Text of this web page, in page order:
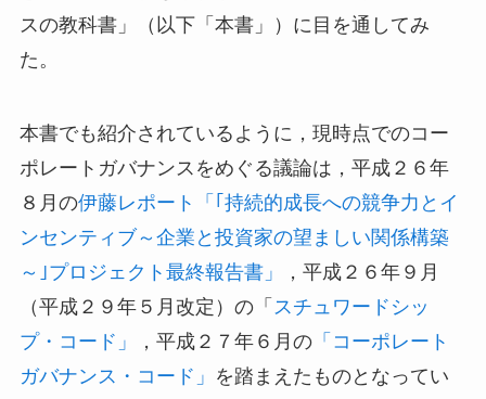
スの教科書」（以下「本書」）に目を通してみ
た。
本書でも紹介されているように，現時点でのコー
ポレートガバナンスをめぐる議論は，平成２６年
８月の伊藤レポート「｢持続的成長への競争力とイ
ンセンティブ～企業と投資家の望ましい関係構築
～｣プロジェクト最終報告書」
，平成２６年９月
（平成２９年５月改定）の「 スチュワードシッ
プ・コード」
，平成２７年６月の「コーポレート
ガバナンス・コード」 を踏まえたものとなってい